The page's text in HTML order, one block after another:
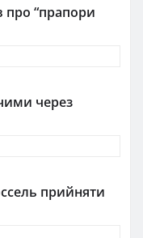
про “прапори
через
прийняти